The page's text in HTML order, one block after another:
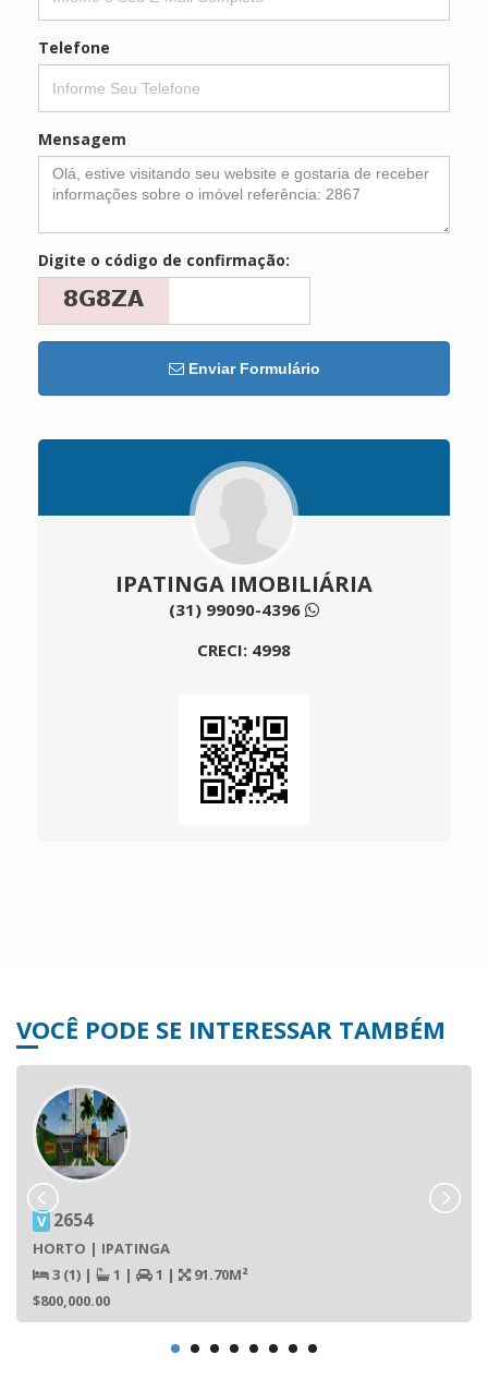
Telefone
Mensagem
Digite o código de confirmação:
Enviar Formulário
IPATINGA IMOBILIÁRIA
(31) 99090-4396
CRECI: 4998
VOCÊ PODE SE INTERESSAR TAMBÉM
V 2654
HORTO | IPATINGA
3 (1) | 1 | 1 |
91.70M²
$800,000.00